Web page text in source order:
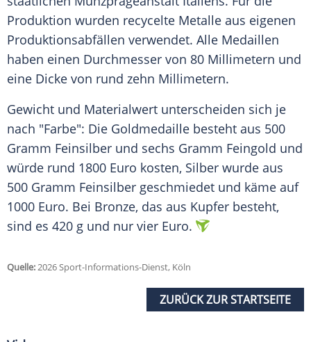
Produktion wurden recycelte Metalle aus eigenen
Produktionsabfällen verwendet. Alle Medaillen
haben einen Durchmesser von 80 Millimetern und
eine Dicke von rund zehn Millimetern.
Gewicht und Materialwert unterscheiden sich je
nach "Farbe": Die Goldmedaille besteht aus 500
Gramm Feinsilber und sechs Gramm Feingold und
würde rund 1800 Euro kosten, Silber wurde aus
500 Gramm Feinsilber geschmiedet und käme auf
1000 Euro. Bei Bronze, das aus Kupfer besteht,
sind es 420 g und nur vier Euro.
Quelle:2026 Sport-Informations-Dienst, Köln
ZURÜCK ZUR STARTSEITE